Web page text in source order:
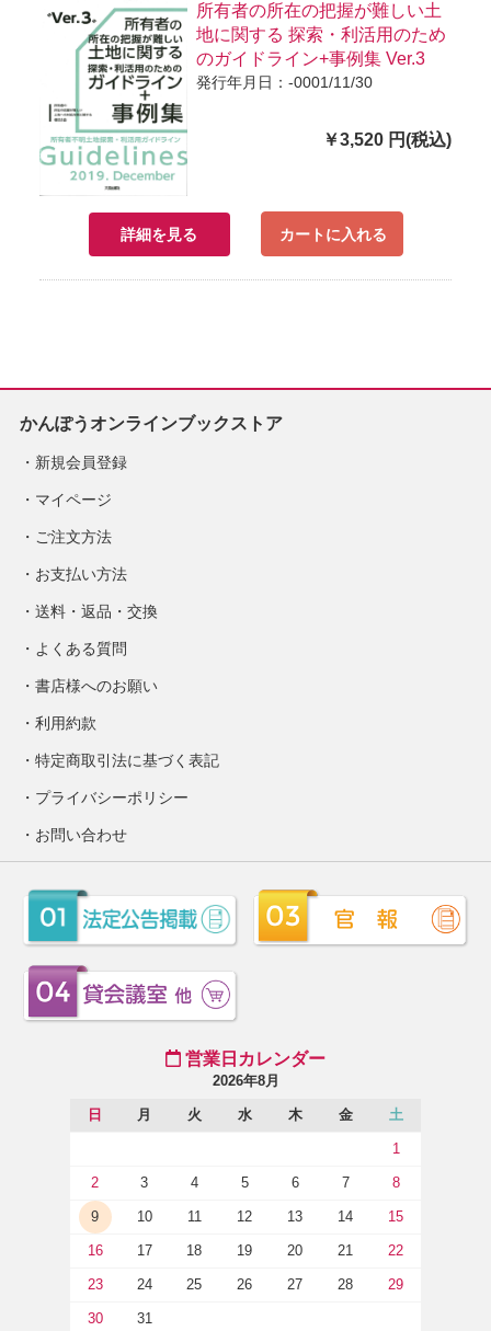
所有者の所在の把握が難しい土
地に関する 探索・利活用のため
のガイドライン+事例集 Ver.3
発行年月日：-0001/11/30
￥3,520 円(税込)
詳細を見る カートに入れる
かんぽうオンラインブックストア
新規会員登録
マイページ
ご注文方法
お支払い方法
送料・返品・交換
よくある質問
書店様へのお願い
利用約款
特定商取引法に基づく表記
プライバシーポリシー
お問い合わせ
営業日カレンダー
2026年8月
日 月 火 水 木 金 土
1
2 3 4 5 6 7 8
9 10 11 12 13 14 15
16 17 18 19 20 21 22
23 24 25 26 27 28 29
30 31